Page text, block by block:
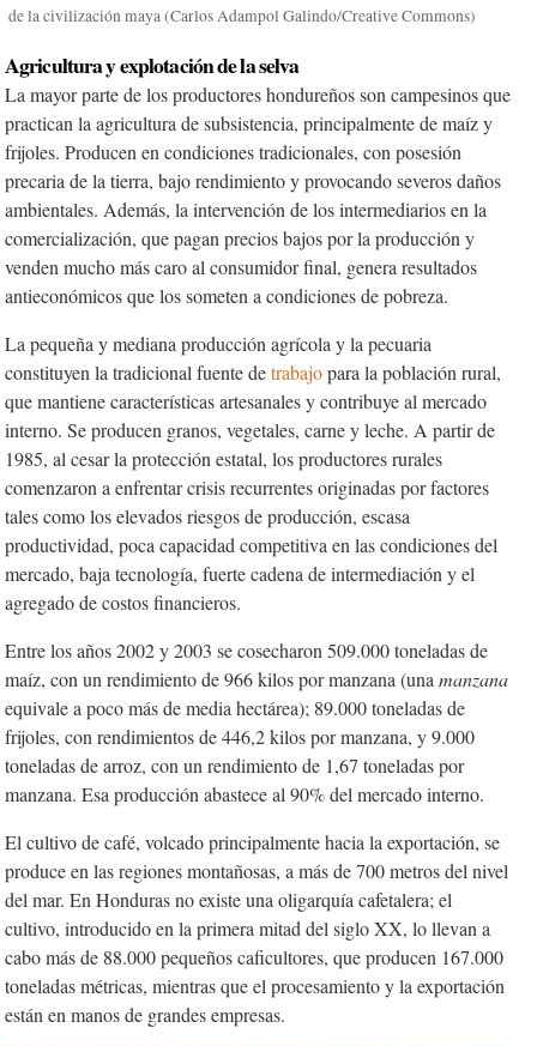
de la civilización maya (Carlos Adampol Galindo/Creative Commons)
Agricultura y explotación de la selva
La mayor parte de los productores hondureños son campesinos que
practican la agricultura de subsistencia, principalmente de maíz y
frijoles. Producen en condiciones tradicionales, con posesión
precaria de la tierra, bajo rendimiento y provocando severos daños
ambientales. Además, la intervención de los intermediarios en la
comercialización, que pagan precios bajos por la producción y
venden mucho más caro al consumidor final, genera resultados
antieconómicos que los someten a condiciones de pobreza.
La pequeña y mediana producción agrícola y la pecuaria
constituyen la tradicional fuente detrabajopara la población rural,
que mantiene características artesanales y contribuye al mercado
interno. Se producen granos, vegetales, carne y leche. A partir de
1985, al cesar la protección estatal, los productores rurales
comenzaron a enfrentar crisis recurrentes originadas por factores
tales como los elevados riesgos de producción, escasa
productividad, poca capacidad competitiva en las condiciones del
mercado, baja tecnología, fuerte cadena de intermediación y el
agregado de costos financieros.
Entre los años 2002 y 2003 se cosecharon 509.000 toneladas de
maíz, con un rendimiento de 966 kilos por manzana (unamanzana
equivale a poco más de media hectárea); 89.000 toneladas de
frijoles, con rendimientos de 446,2 kilos por manzana, y 9.000
toneladas de arroz, con un rendimiento de 1,67 toneladas por
manzana. Esa producción abastece al 90% del mercado interno.
El cultivo de café, volcado principalmente hacia la exportación, se
produce en las regiones montañosas, a más de 700 metros del nivel
del mar. En Honduras no existe una oligarquía cafetalera; el
cultivo, introducido en la primera mitad del siglo XX, lo llevan a
cabo más de 88.000 pequeños caficultores, que producen 167.000
toneladas métricas, mientras que el procesamiento y la exportación
están en manos de grandes empresas.